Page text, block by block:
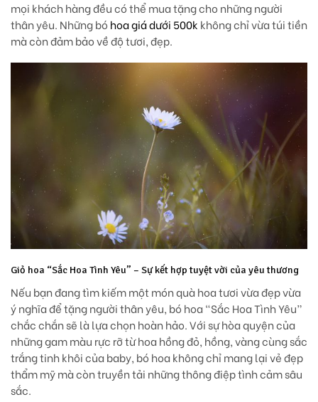
mọi khách hàng đều có thể mua tặng cho những người
thân yêu. Những bó hoa giá dưới 500k không chỉ vừa túi tiền
mà còn đảm bảo về độ tươi, đẹp.
Giỏ hoa “Sắc Hoa Tình Yêu” – Sự kết hợp tuyệt vời của yêu thương
Nếu bạn đang tìm kiếm một món quà hoa tươi vừa đẹp vừa
ý nghĩa để tặng người thân yêu, bó hoa“Sắc Hoa Tình Yêu”
chắc chắn sẽ là lựa chọn hoàn hảo. Với sự hòa quyện của
những gam màu rực rỡ từ hoa hồng đỏ, hồng, vàng cùng sắc
trắng tinh khôi của baby, bó hoa không chỉ mang lại vẻ đẹp
thẩm mỹ mà còn truyền tải những thông điệp tình cảm sâu
sắc.